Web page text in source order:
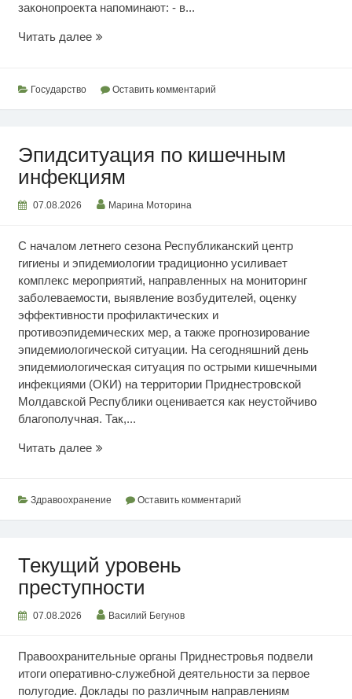
законопроекта напоминают: - в...
Читать далееМеры
Государство Оставить комментарий
Эпидситуация по кишечным
инфекциям
07.08.2026 Марина Моторина
С началом летнего сезона Республиканский центр
гигиены и эпидемиологии традиционно усиливает
комплекс мероприятий, направленных на мониторинг
заболеваемости, выявление возбудителей, оценку
эффективности профилактических и
противоэпидемических мер, а также прогнозирование
эпидемиологической ситуации. На сегодняшний день
эпидемиологическая ситуация по острыми кишечными
инфекциями (ОКИ) на территории Приднестровской
Молдавской Республики оценивается как неустойчиво
благополучная. Так,...
Читать далееЭпидситуация
инфекциям
Здравоохранение Оставить комментарий
Текущий уровень
преступности
07.08.2026 Василий Бегунов
Правоохранительные органы Приднестровья подвели
итоги оперативно-служебной деятельности за первое
полугодие. Доклады по различным направлениям